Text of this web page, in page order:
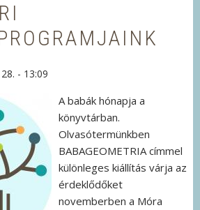
- 13:09
A babák hónapja a
könyvtárban.
Olvasótermünkben
BABAGEOMETRIA címmel
különleges kiállítás várja az
érdeklődőket
novemberben a Móra